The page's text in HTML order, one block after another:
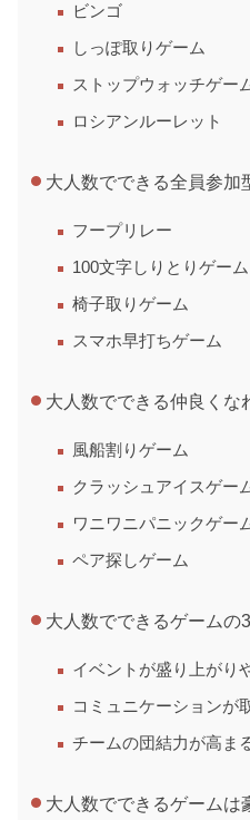
ビンゴ
しっぽ取りゲーム
ストップウォッチゲー
ロシアンルーレット
大人数でできる全員参加
フープリレー
100文字しりとりゲーム
椅子取りゲーム
スマホ早打ちゲーム
大人数でできる仲良くな
風船割りゲーム
クラッシュアイスゲー
ワニワニパニックゲー
ペア探しゲーム
大人数でできるゲームの
イベントが盛り上がり
コミュニケーションが
チームの団結力が高ま
大人数でできるゲームは